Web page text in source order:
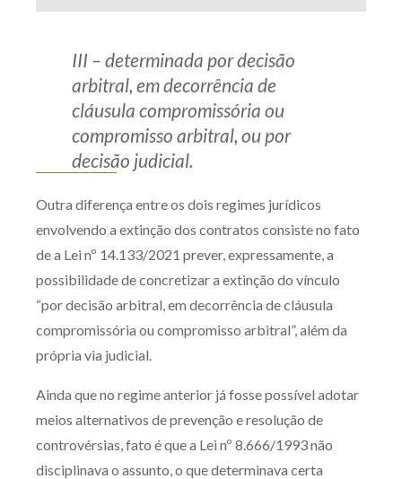
III – determinada por decisão
arbitral, em decorrência de
cláusula compromissória ou
compromisso arbitral, ou por
decisão judicial.
Outra diferença entre os dois regimes jurídicos
envolvendo a extinção dos contratos consiste no fato
de a Lei nº 14.133/2021 prever, expressamente, a
possibilidade de concretizar a extinção do vínculo
“por decisão arbitral, em decorrência de cláusula
compromissória ou compromisso arbitral”, além da
própria via judicial.
Ainda que no regime anterior já fosse possível adotar
meios alternativos de prevenção e resolução de
controvérsias, fato é que a Lei nº 8.666/1993 não
disciplinava o assunto, o que determinava certa